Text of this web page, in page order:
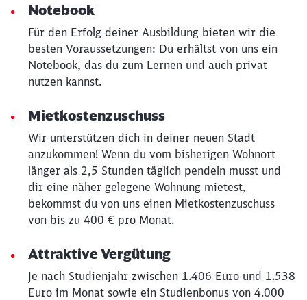
Notebook
Für den Erfolg deiner Ausbildung bieten wir die
besten Voraussetzungen: Du erhältst von uns ein
Notebook, das du zum Lernen und auch privat
nutzen kannst.
Mietkostenzuschuss
Wir unterstützen dich in deiner neuen Stadt
anzukommen! Wenn du vom bisherigen Wohnort
länger als 2,5 Stunden täglich pendeln musst und
dir eine näher gelegene Wohnung mietest,
bekommst du von uns einen Mietkostenzuschuss
von bis zu 400 € pro Monat.
Attraktive Vergütung
Je nach Studienjahr zwischen 1.406 Euro und 1.538
Euro im Monat sowie ein Studienbonus von 4.000
Abbrechen